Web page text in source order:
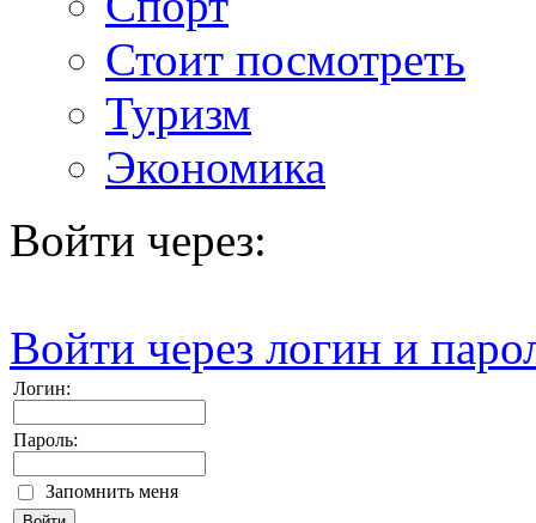
Стоит посмотреть
Туризм
Экономика
Войти через:
Войти через логин и
Логин:
Пароль:
Запомнить меня